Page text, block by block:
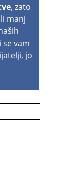
, zato
manj
se vam
jo